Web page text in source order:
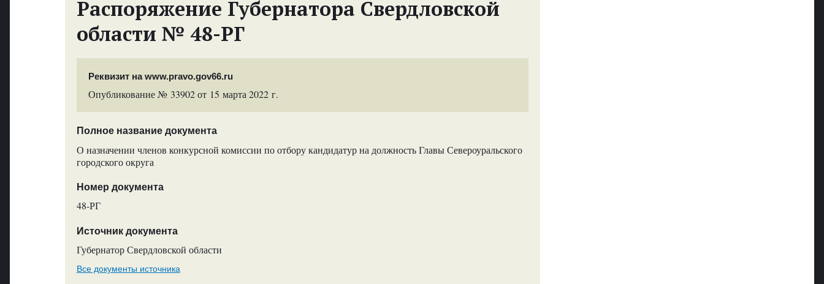
Распоряжение Губернатора Свердловской
области № 48-РГ
Реквизит на www.pravo.gov66.ru
Опубликование № 33902 от 15 марта 2022 г.
Полное название документа
О назначении членов конкурсной комиссии по отбору кандидатур на должность Главы Североуральского
городского округа
Номер документа
48-РГ
Источник документа
Губернатор Свердловской области
Все документы источника